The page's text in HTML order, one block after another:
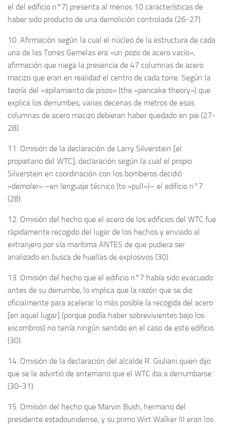
el del edificio n°7) presenta al menos 10 características de
haber sido producto de una demolición controlada (26-27).
10. Afirmación según la cual el núcleo de la estructura de cada
una de las Torres Gemelas era «un pozo de acero vacío»,
afirmación que niega la presencia de 47 columnas de acero
macizo que eran en realidad el centro de cada torre. Según la
teoría del «apilamiento de pisos» (the «pancake theory») que
explica los derrumbes, varias decenas de metros de esas
columnas de acero macizo debieran haber quedado en pie (27-
28).
11. Omisión de la declaración de Larry Silverstein [el
propietario del WTC], declaración según la cual el propio
Silverstein en coordinación con los bomberos decidió
«demoler» –en lenguaje técnico (to «pull»)– el edificio n°7
(28).
12. Omisión del hecho que el acero de los edificios del WTC fue
rápidamente recogido del lugar de los hechos y enviado al
extranjero por vía marítima ANTES de que pudiera ser
analizado en busca de huellas de explosivos (30).
13. Omisión del hecho que el edificio n°7 había sido evacuado
antes de su derrumbe, lo implica que la razón que se dio
oficialmente para acelerar lo más posible la recogida del acero
[en aquel lugar] (porque podía haber sobrevivientes bajo los
escombros) no tenía ningún sentido en el caso de este edificio
(30).
14. Omisión de la declaración del alcalde R. Giuliani quien dijo
que se le advirtió de antemano que el WTC iba a derrumbarse
(30-31).
15. Omisión del hecho que Marvin Bush, hermano del
presidente estadounidense, y su primo Wirt Walker III eran los